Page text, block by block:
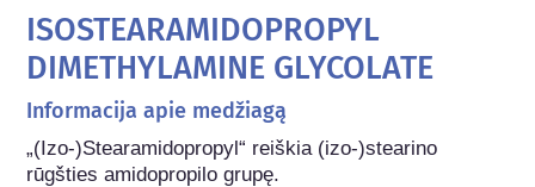
ISOSTEARAMIDOPROPYL
DIMETHYLAMINE GLYCOLATE
Informacija apie medžiagą
„(Izo-)Stearamidopropyl“ reiškia (izo-)stearino
rūgšties amidopropilo grupę.